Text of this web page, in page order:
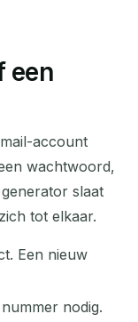
een
account
wachtwoord,
slaat
tot elkaar.
Een nieuw
nodig.